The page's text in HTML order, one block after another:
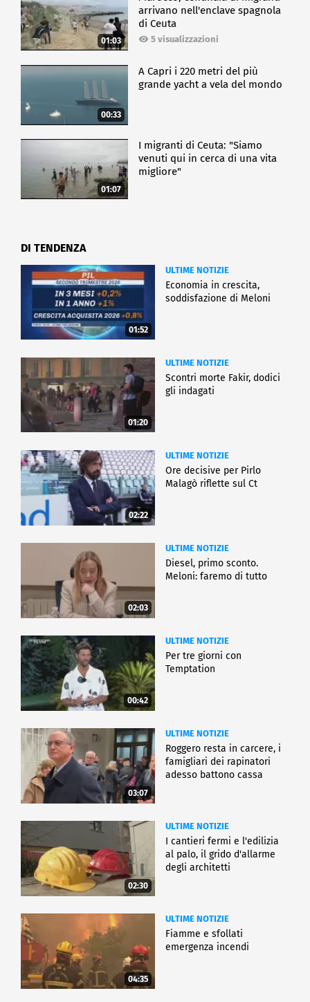
01:03
arrivano nell'enclave spagnola
di Ceuta
5 visualizzazioni
00:33
A Capri i 220 metri del più
grande yacht a vela del mondo
01:07
I migranti di Ceuta: "Siamo
venuti qui in cerca di una vita
migliore"
DI TENDENZA
01:52
ULTIME NOTIZIE
Economia in crescita,
soddisfazione di Meloni
01:20
ULTIME NOTIZIE
Scontri morte Fakir, dodici
gli indagati
02:22
ULTIME NOTIZIE
Ore decisive per Pirlo
Malagò riflette sul Ct
02:03
ULTIME NOTIZIE
Diesel, primo sconto.
Meloni: faremo di tutto
00:42
ULTIME NOTIZIE
Per tre giorni con
Temptation
03:07
ULTIME NOTIZIE
Roggero resta in carcere, i
famigliari dei rapinatori
adesso battono cassa
02:30
ULTIME NOTIZIE
I cantieri fermi e l'edilizia
al palo, il grido d'allarme
degli architetti
04:35
ULTIME NOTIZIE
Fiamme e sfollati
emergenza incendi